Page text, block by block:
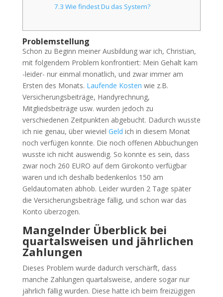
7.3 Wie findest Du das System?
Problemstellung
Schon zu Beginn meiner Ausbildung war ich, Christian,
mit folgendem Problem konfrontiert: Mein Gehalt kam
-leider- nur einmal monatlich, und zwar immer am
Ersten des Monats. Laufende Kosten wie z.B.
Versicherungsbeiträge, Handyrechnung,
Mitgliedsbeiträge usw. wurden jedoch zu
verschiedenen Zeitpunkten abgebucht. Dadurch wusste
ich nie genau, über wieviel Geld ich in diesem Monat
noch verfügen konnte. Die noch offenen Abbuchungen
wusste ich nicht auswendig. So konnte es sein, dass
zwar noch 260 EURO auf dem Girokonto verfügbar
waren und ich deshalb bedenkenlos 150 am
Geldautomaten abhob. Leider wurden 2 Tage später
die Versicherungsbeiträge fällig, und schon war das
Konto überzogen.
Mangelnder Überblick bei
quartalsweisen und jährlichen
Zahlungen
Dieses Problem wurde dadurch verschärft, dass
manche Zahlungen quartalsweise, andere sogar nur
jährlich fällig wurden. Diese hatte ich beim freizügigen